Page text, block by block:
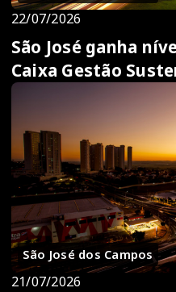
22/07/2026
São José ganha
Caixa Gestão
São José dos Campos
21/07/2026